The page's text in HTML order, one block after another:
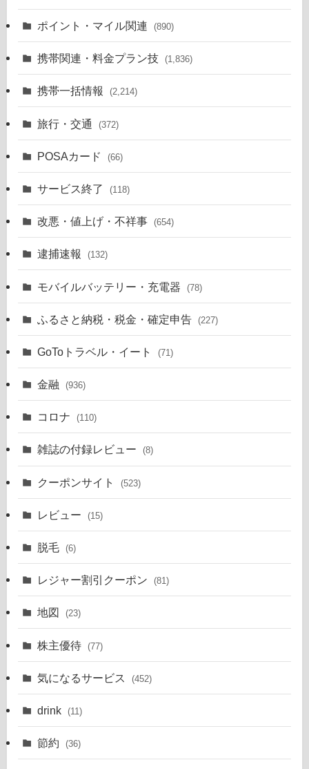
ポイント・マイル関連 (890)
携帯関連・料金プラン技 (1,836)
携帯一括情報 (2,214)
旅行・交通 (372)
POSAカード (66)
サービス終了 (118)
改悪・値上げ・不祥事 (654)
逮捕速報 (132)
モバイルバッテリー・充電器 (78)
ふるさと納税・税金・確定申告 (227)
GoToトラベル・イート (71)
金融 (936)
コロナ (110)
雑誌の付録レビュー (8)
クーポンサイト (523)
レビュー (15)
脱毛 (6)
レジャー割引クーポン (81)
地図 (23)
株主優待 (77)
気になるサービス (452)
drink (11)
節約 (36)